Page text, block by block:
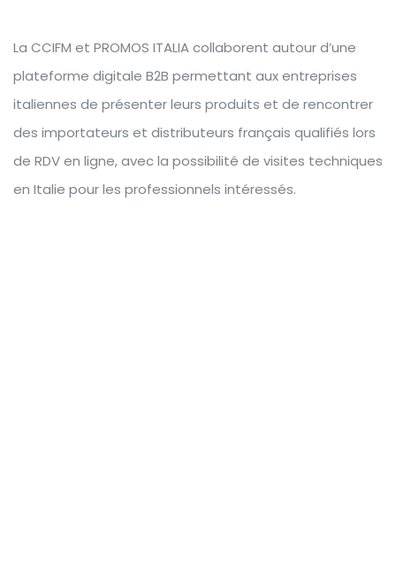
La CCIFM et PROMOS ITALIA collaborent autour d’une
plateforme digitale B2B permettant aux entreprises
italiennes de présenter leurs produits et de rencontrer
des importateurs et distributeurs français qualifiés lors
de RDV en ligne, avec la possibilité de visites techniques
en Italie pour les professionnels intéressés.